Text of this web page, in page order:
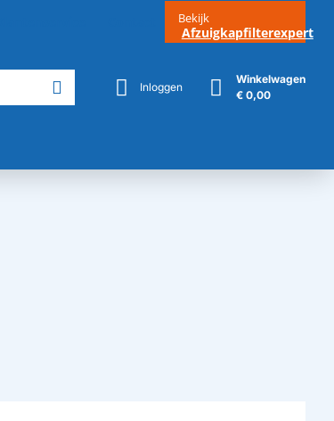
Bekijk
Afzuigkapfilterexpert
Inloggen
Winkelwagen
€ 0,00